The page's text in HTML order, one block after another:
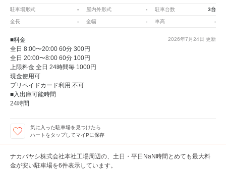
駐車場形式 - 屋内外形式 - 駐車台数 3台
全長 - 全幅 - 車高 -
2026年7月24日 更新
■料金
全日 8:00〜20:00 60分 300円
全日 20:00〜8:00 60分 100円
上限料金 全日 24時間毎 1000円
現金使用可
プリペイドカード利用:不可
■入出庫可能時間
24時間
気に入った駐車場を見つけたら
ハートをタップしてマイPに保存
ナカバヤシ株式会社本社工場周辺の、土日・平日NaN時間とめても最大料
金が安い駐車場を6件表示しています。